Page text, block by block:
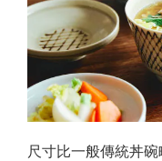
尺寸比一般傳統丼